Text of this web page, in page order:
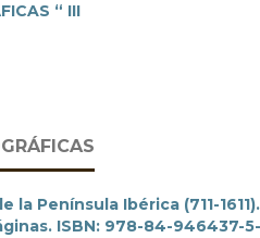
“ III
la Península Ibérica (711-
ISBN: 978-84-946437-